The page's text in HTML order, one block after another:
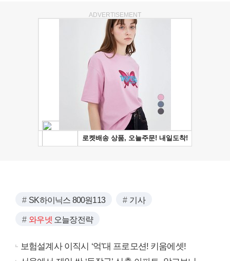
ADVERTISEMENT
SK하이닉스 800원113 기사
와우넷 오늘장전략
보험설계사 이직시 ‘억’대 프로모션! 키움에셋!